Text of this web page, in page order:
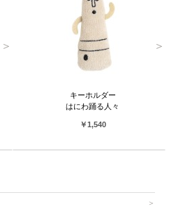
キーホルダー
はにわ踊る人々
￥1,540